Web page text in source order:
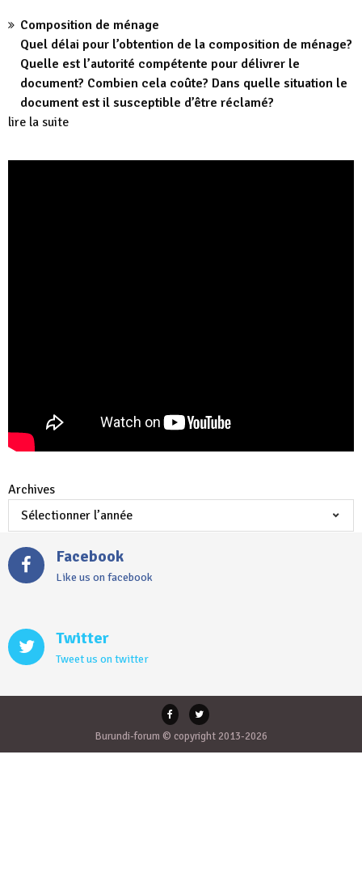
Composition de ménage
Quel délai pour l’obtention de la composition de ménage?
Quelle est l’autorité compétente pour délivrer le
document? Combien cela coûte? Dans quelle situation le
document est il susceptible d’être réclamé?
lire la suite
Archives
Facebook
Like us on facebook
Twitter
Tweet us on twitter
Burundi-forum © copyright 2013-2026